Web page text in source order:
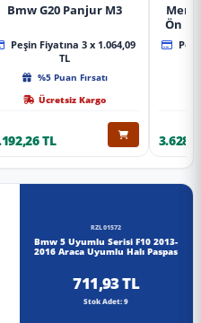
Bmw G20 Panjur M3
Peşin Fiyatına 3 x 1.064,09
TL
%5 Puan Fırsatı
Ücretsiz Kargo
TL
Ön
RZL01572
Bmw 5 Uyumlu Serisi F10 2013-
2016 Araca Uyumlu Halı Paspas
711,93 TL
Stok Adet: 9